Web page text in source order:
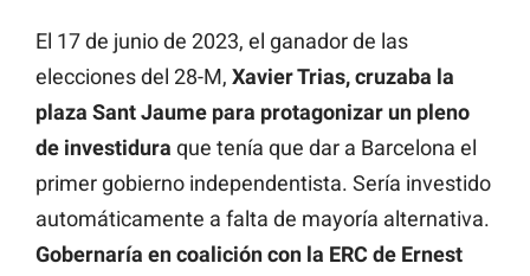
El 17 de junio de 2023, el ganador de las
elecciones del 28-M, Xavier Trias, cruzaba la
plaza Sant Jaume para protagonizar un pleno
de investidura que tenía que dar a Barcelona el
primer gobierno independentista. Sería investido
automáticamente a falta de mayoría alternativa.
Gobernaría en coalición con la ERC de Ernest